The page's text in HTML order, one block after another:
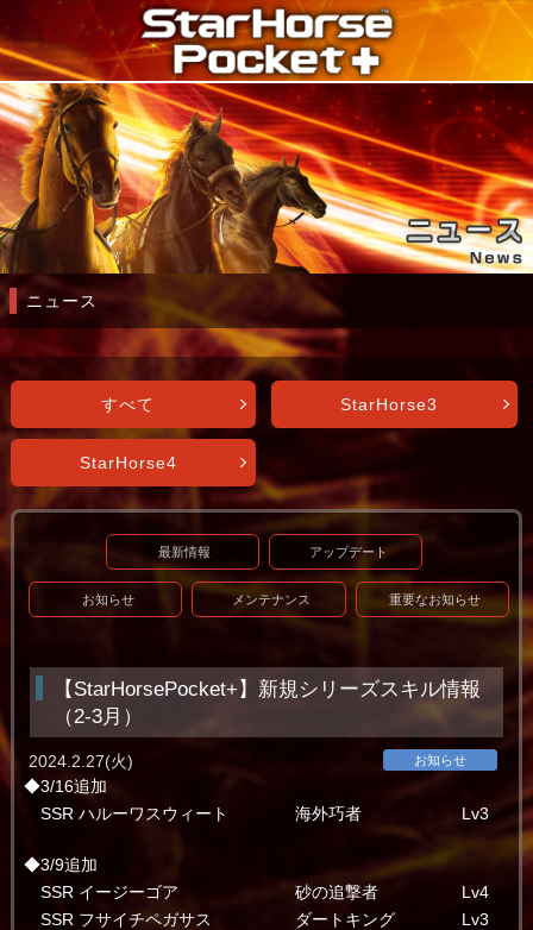
ニュース
すべて StarHorse3
StarHorse4
最新情報 アップデート
お知らせ メンテナンス 重要なお知らせ
【StarHorsePocket+】新規シリーズスキル情報
（2-3月）
お知らせ
2024.2.27(火)
◆3/16追加
SSR ハルーワスウィート 海外巧者 Lv3
◆3/9追加
SSR イージーゴア 砂の追撃者 Lv4
SSR フサイチペガサス ダートキング Lv3